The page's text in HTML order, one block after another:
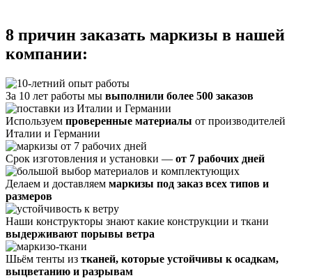
8 причин заказать маркизы в нашей
компании:
За 10 лет работы мы выполнили более 500 заказов
Используем проверенные материалы от производителей
Италии и Германии
Срок изготовления и установки — от 7 рабочих дней
Делаем и доставляем маркизы под заказ всех типов и
размеров
Наши конструкторы знают какие конструкции и ткани
выдерживают порывы ветра
Шьём тенты из тканей, которые устойчивы к осадкам,
выцветанию и разрывам